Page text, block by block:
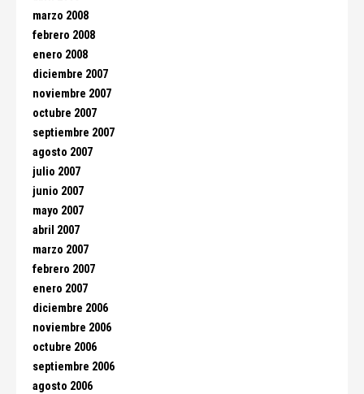
marzo 2008
febrero 2008
enero 2008
diciembre 2007
noviembre 2007
octubre 2007
septiembre 2007
agosto 2007
julio 2007
junio 2007
mayo 2007
abril 2007
marzo 2007
febrero 2007
enero 2007
diciembre 2006
noviembre 2006
octubre 2006
septiembre 2006
agosto 2006